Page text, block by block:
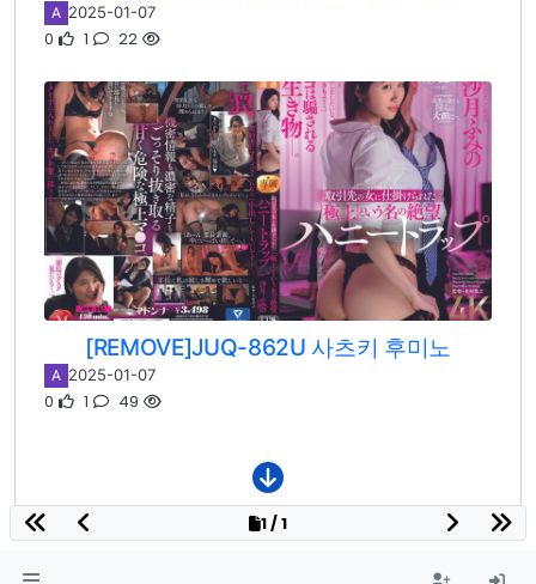
A 2025-01-07
0 1 22
[REMOVE]JUQ-862U 사츠키 후미노
A 2025-01-07
0 1 49
1 / 1